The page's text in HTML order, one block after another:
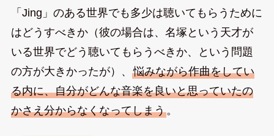
「Jing」のある世界でも多少は聴いてもらうために
はどうすべきか（彼の場合は、名塚という天才が
いる世界でどう聴いてもらうべきか、という問題
の方が大きかったが）、 悩みながら作曲をしてい
る内に、自分がどんな音楽を良いと思っていたの
かさえ分からなくなってしまう。